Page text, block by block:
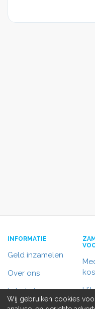
INFORMATIE
Geld inzamelen
Over ons
In het nieuws
Wij gebruiken cookies